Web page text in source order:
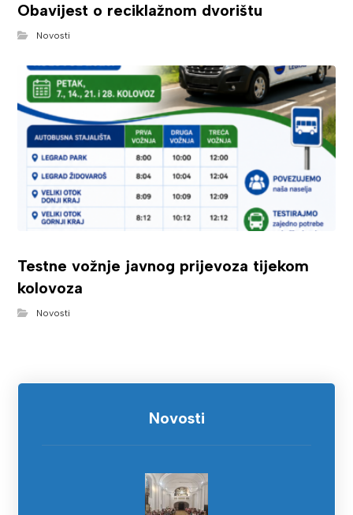
Obavijest o reciklažnom dvorištu
Novosti
Testne vožnje javnog prijevoza tijekom
kolovoza
Novosti
Novosti